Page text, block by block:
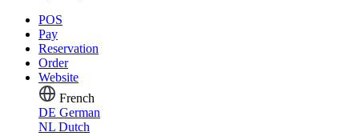
POS
Pay
Reservation
Order
Website
French
DE German
NL Dutch